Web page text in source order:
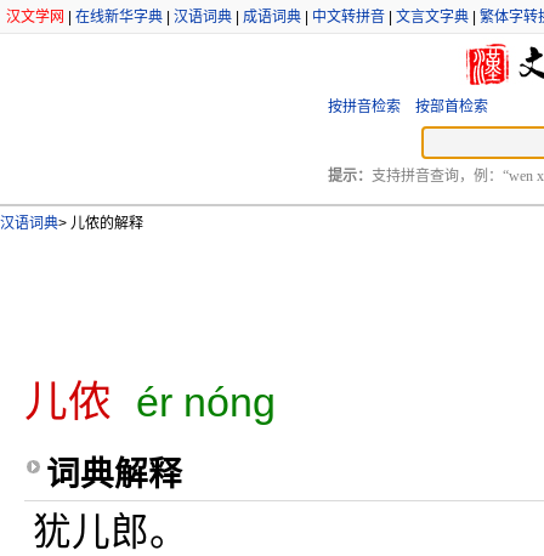
汉文学网 在线新华字典 汉语词典 成语词典 中文转拼音 文言文字典 繁体字转
按拼音检索 按部首检索
提示： 支持拼音查询，例：“wen
汉语词典> 儿侬的解释
儿侬 ér nóng
词典解释
犹儿郎。